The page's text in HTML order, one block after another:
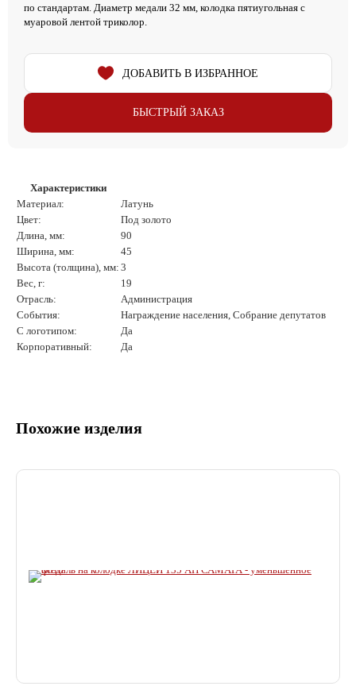
по стандартам. Диаметр медали 32 мм, колодка пятиугольная с
муаровой лентой триколор.
БЫСТРЫЙ ЗАКАЗ
ДОБАВИТЬ В ИЗБРАННОЕ
Характеристики
Материал:
Латунь
Цвет:
Под золото
Длина, мм:
90
Ширина, мм:
45
Высота (толщина), мм: 3
Вес, г:
19
Отрасль:
Администрация
События:
Награждение населения, Собрание депутатов
С логотипом:
Да
Корпоративный:
Да
Похожие изделия